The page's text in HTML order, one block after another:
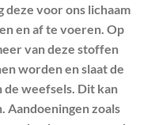
deze voor ons lichaam
en af te voeren. Op
van deze stoffen
worden en slaat de
de weefsels. Dit kan
Aandoeningen zoals